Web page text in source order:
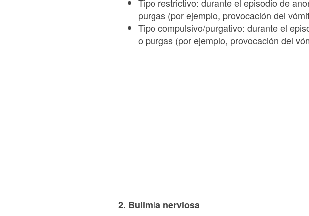
Tipo restrictivo: durante el episodio de
purgas (por ejemplo, provocación del
Tipo compulsivo/purgativo: durante el
o purgas (por ejemplo, provocación del
2. Bulimia nerviosa